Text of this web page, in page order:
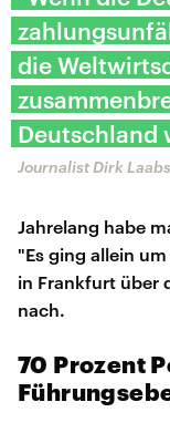
die
Deutschland
Journalist Dirk Laabs
Jahrelang habe
"Es ging allein
in Frankfurt über
nach.
70 Prozent